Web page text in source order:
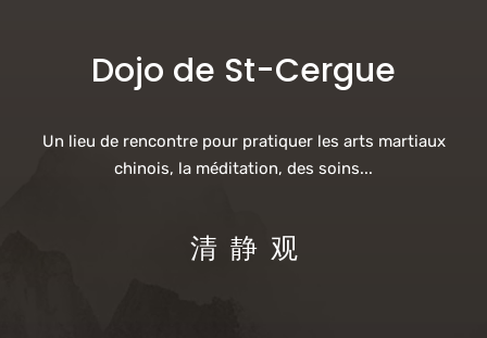
Dojo de St-Cergue
Un lieu de rencontre pour pratiquer les arts martiaux
chinois, la méditation, des soins...
清 静 观